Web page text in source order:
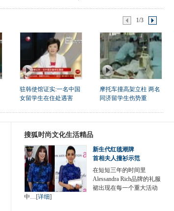
1/3
驻韩使馆证实:一名中国
女留学生在住处遇害
摩托车撞高架立柱 两名
同济留学生伤势重
搜狐时尚文化生活精品
新生代红毯潮牌
首相夫人撞衫示范
在短短三年的时间里
Alessandra Rich品牌的礼服
裙出现在每一个重大活动
中…[详细]